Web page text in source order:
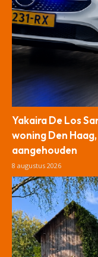
Yakaira De Los
woning Den
aangehouden
8 augustus 2026